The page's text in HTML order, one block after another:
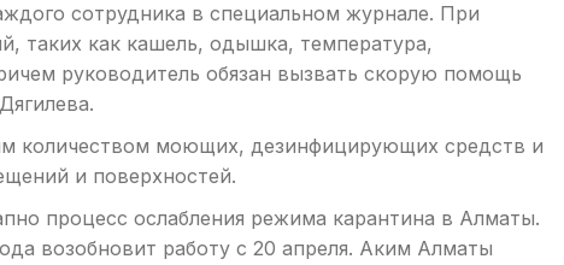
сотрудника в специальном журнале. При
таких как кашель, одышка, температура,
руководитель обязан вызвать скорую помощь
количеством моющих, дезинфицирующих средств и
и поверхностей.
процесс ослабления режима карантина в Алматы.
возобновит работу с 20 апреля. Аким Алматы